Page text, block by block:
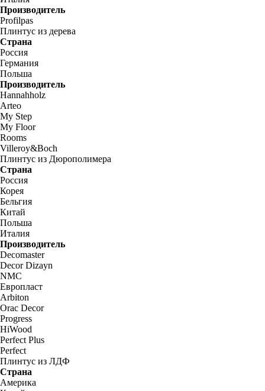
Производитель
Profilpas
Плинтус из дерева
Страна
Россия
Германия
Польша
Производитель
Hannahholz
Arteo
My Step
My Floor
Rooms
Villeroy&Boch
Плинтус из Дюрополимера
Страна
Россия
Корея
Бельгия
Китай
Польша
Италия
Производитель
Decomaster
Decor Dizayn
NMC
Европласт
Arbiton
Orac Decor
Progress
HiWood
Perfect Plus
Perfect
Плинтус из ЛДФ
Страна
Америка